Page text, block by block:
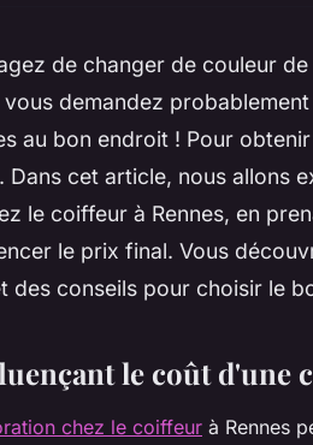
de changer de couleur
vous demandez
au bon endroit ! Pour
Dans cet article, nous allons
le coiffeur à Rennes, en
le prix final. Vous
des conseils pour choisir le
le coût d'une
chez le coiffeur à Rennes